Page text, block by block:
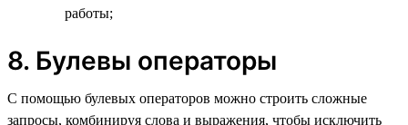
работы;
8. Булевы операторы
С помощью булевых операторов можно строить сложные
запросы, комбинируя слова и выражения, чтобы исключить